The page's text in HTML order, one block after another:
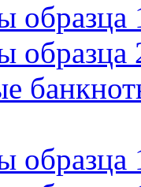
образца
образца